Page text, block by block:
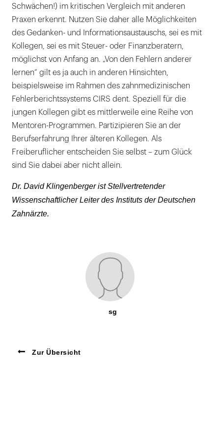
Schwächen!) im kritischen Vergleich mit anderen
Praxen erkennt. Nutzen Sie daher alle Möglichkeiten
des Gedanken- und Informationsaustauschs, sei es mit
Kollegen, sei es mit Steuer- oder Finanzberatern,
möglichst von Anfang an. „Von den Fehlern anderer
lernen“ gilt es ja auch in anderen Hinsichten,
beispielsweise im Rahmen des zahnmedizinischen
Fehlerberichtssystems CIRS dent. Speziell für die
jungen Kollegen gibt es mittlerweile eine Reihe von
Mentoren-Programmen. Partizipieren Sie an der
Berufserfahrung Ihrer älteren Kollegen. Als
Freiberuflicher entscheiden Sie selbst – zum Glück
sind Sie dabei aber nicht allein.
Dr. David Klingenberger ist Stellvertretender
Wissenschaftlicher Leiter des Instituts der Deutschen
Zahnärzte.
sg
Zur Übersicht